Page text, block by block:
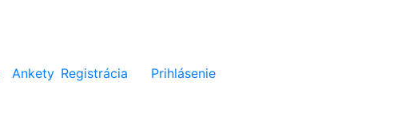
Ankety Registrácia Prihlásenie